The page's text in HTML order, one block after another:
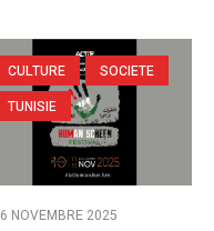
CULTURE
SOCIETE
TUNISIE
6 NOVEMBRE 2025